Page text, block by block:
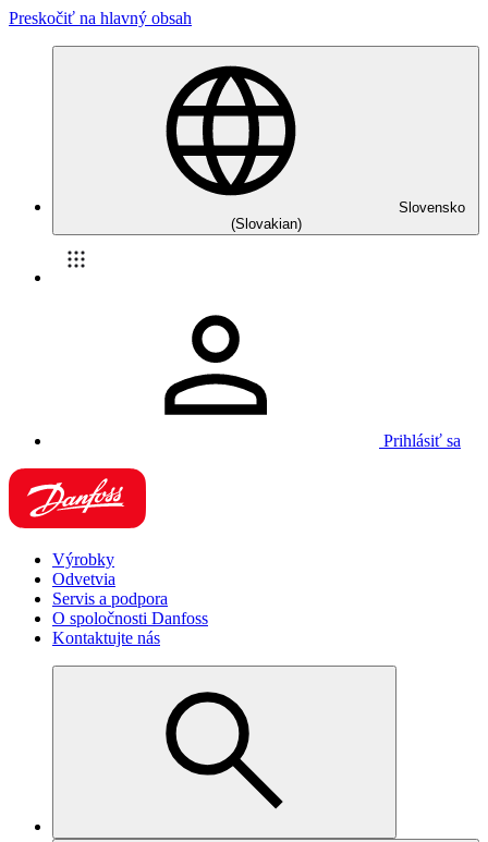
Preskočiť na hlavný obsah
Slovensko
(Slovakian)
Prihlásiť sa
Výrobky
Odvetvia
Servis a podpora
O spoločnosti Danfoss
Kontaktujte nás